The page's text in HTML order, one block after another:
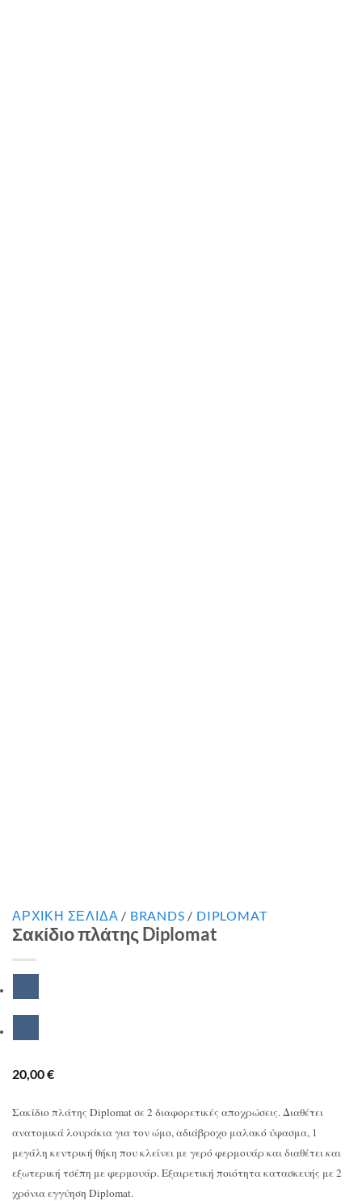
ΑΡΧΙΚΉ ΣΕΛΊΔΑ / BRANDS / DIPLOMAT
Σακίδιο πλάτης Diplomat
20,00€
Σακίδιο πλάτης Diplomat σε 2 διαφορετικές αποχρώσεις. Διαθέτει
ανατομικά λουράκια για τον ώμο, αδιάβροχο μαλακό ύφασμα, 1
μεγάλη κεντρική θήκη που κλείνει με γερό φερμουάρ και διαθέτει και
εξωτερική τσέπη με φερμουάρ. Εξαιρετική ποιότητα κατασκευής με 2
χρόνια εγγύηση Diplomat.